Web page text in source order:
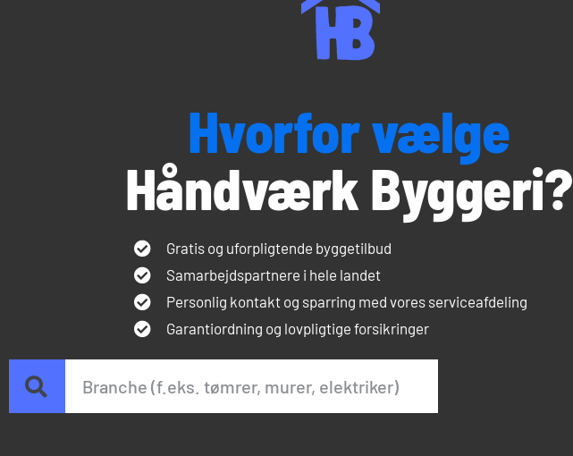
Hvorfor vælge
Håndværk Byggeri?
Gratis og uforpligtende byggetilbud
Samarbejdspartnere i hele landet
Personlig kontakt og sparring med vores serviceafdeling
Garantiordning og lovpligtige forsikringer